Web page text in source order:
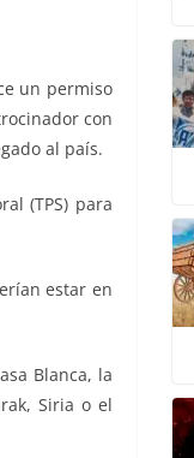
un permiso
con
al país.
(TPS) para
estar en
Blanca, la
Siria o el